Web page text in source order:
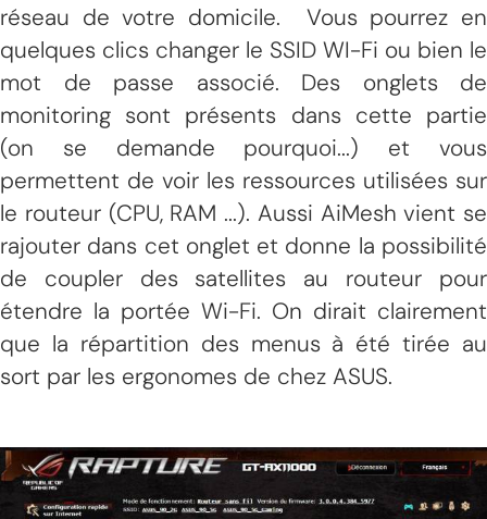
réseau de votre domicile. Vous pourrez en
quelques clics changer le SSID WI-Fi ou bien le
mot de passe associé. Des onglets de
monitoring sont présents dans cette partie
(on se demande pourquoi...) et vous
permettent de voir les ressources utilisées sur
le routeur (CPU, RAM ...). Aussi AiMesh vient se
rajouter dans cet onglet et donne la possibilité
de coupler des satellites au routeur pour
étendre la portée Wi-Fi. On dirait clairement
que la répartition des menus à été tirée au
sort par les ergonomes de chez ASUS.